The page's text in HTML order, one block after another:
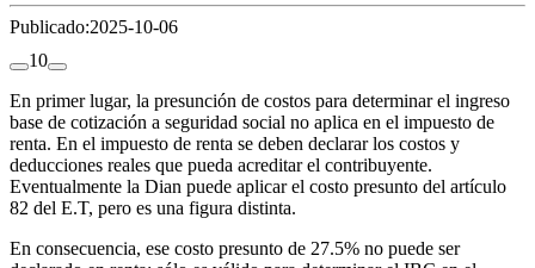
Publicado:2025-10-06
10
En primer lugar, la presunción de costos para determinar el ingreso
base de cotización a seguridad social no aplica en el impuesto de
renta. En el impuesto de renta se deben declarar los costos y
deducciones reales que pueda acreditar el contribuyente.
Eventualmente la Dian puede aplicar el costo presunto del artículo
82 del E.T, pero es una figura distinta.
En consecuencia, ese costo presunto de 27.5% no puede ser